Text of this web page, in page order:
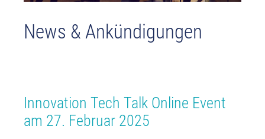
News & Ankündigungen
Innovation Tech Talk Online Event
am 27. Februar 2025